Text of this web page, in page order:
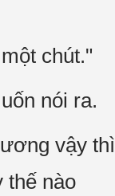
chút."
nói ra.
vậy thì
thế nào